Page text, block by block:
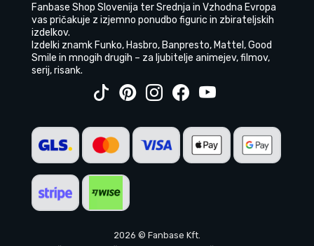
Fanbase Shop Slovenija ter Srednja in Vzhodna Evropa
vas pričakuje z izjemno ponudbo figuric in zbirateljskih
izdelkov.
Izdelki znamk Funko, Hasbro, Banpresto, Mattel, Good
Smile in mnogih drugih – za ljubitelje animejev, filmov,
serij, risank.
2026 © Fanbase Kft.